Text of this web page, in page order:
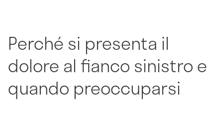
Perché si presenta il
dolore al fianco sinistro e
quando preoccuparsi